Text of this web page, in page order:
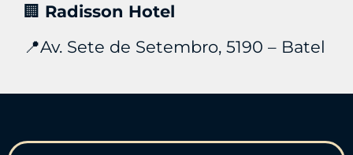
🏢 Radisson Hotel
📍Av. Sete de Setembro, 5190 – Batel